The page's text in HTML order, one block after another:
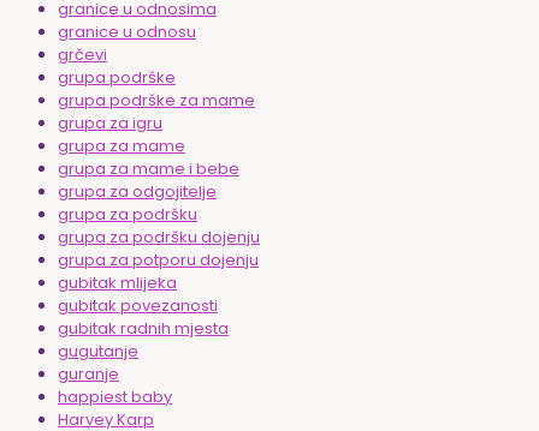
granice u odnosima
granice u odnosu
grčevi
grupa podrške
grupa podrške za mame
grupa za igru
grupa za mame
grupa za mame i bebe
grupa za odgojitelje
grupa za podršku
grupa za podršku dojenju
grupa za potporu dojenju
gubitak mlijeka
gubitak povezanosti
gubitak radnih mjesta
gugutanje
guranje
happiest baby
Harvey Karp